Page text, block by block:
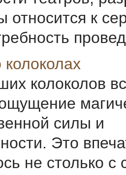
относится к
колоколов
силы и
Это
не столько